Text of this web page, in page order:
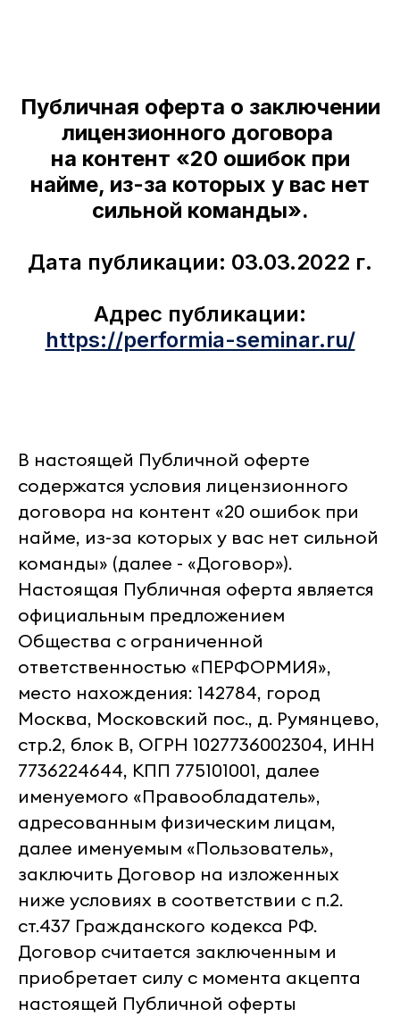
Публичная оферта о заключении
лицензионного договора
на контент «20 ошибок при
найме, из-за которых у вас нет
сильной команды».
Дата публикации: 03.03.2022 г.
Адрес публикации:
https://performia-seminar.ru/
В настоящей Публичной оферте
содержатся условия лицензионного
договора на контент «20 ошибок при
найме, из-за которых у вас нет сильной
команды» (далее - «Договор»).
Настоящая Публичная оферта является
официальным предложением
Общества с ограниченной
ответственностью «ПЕРФОРМИЯ»,
место нахождения: 142784, город
Москва, Московский пос., д. Румянцево,
стр.2, блок В, ОГРН 1027736002304, ИНН
7736224644, КПП 775101001, далее
именуемого «Правообладатель»,
адресованным физическим лицам,
далее именуемым «Пользователь»,
заключить Договор на изложенных
ниже условиях в соответствии с п.2.
ст.437 Гражданского кодекса РФ.
Договор считается заключенным и
приобретает силу с момента акцепта
настоящей Публичной оферты